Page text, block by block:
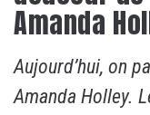
Amanda
Aujourd’hui, on
Amanda Holley.